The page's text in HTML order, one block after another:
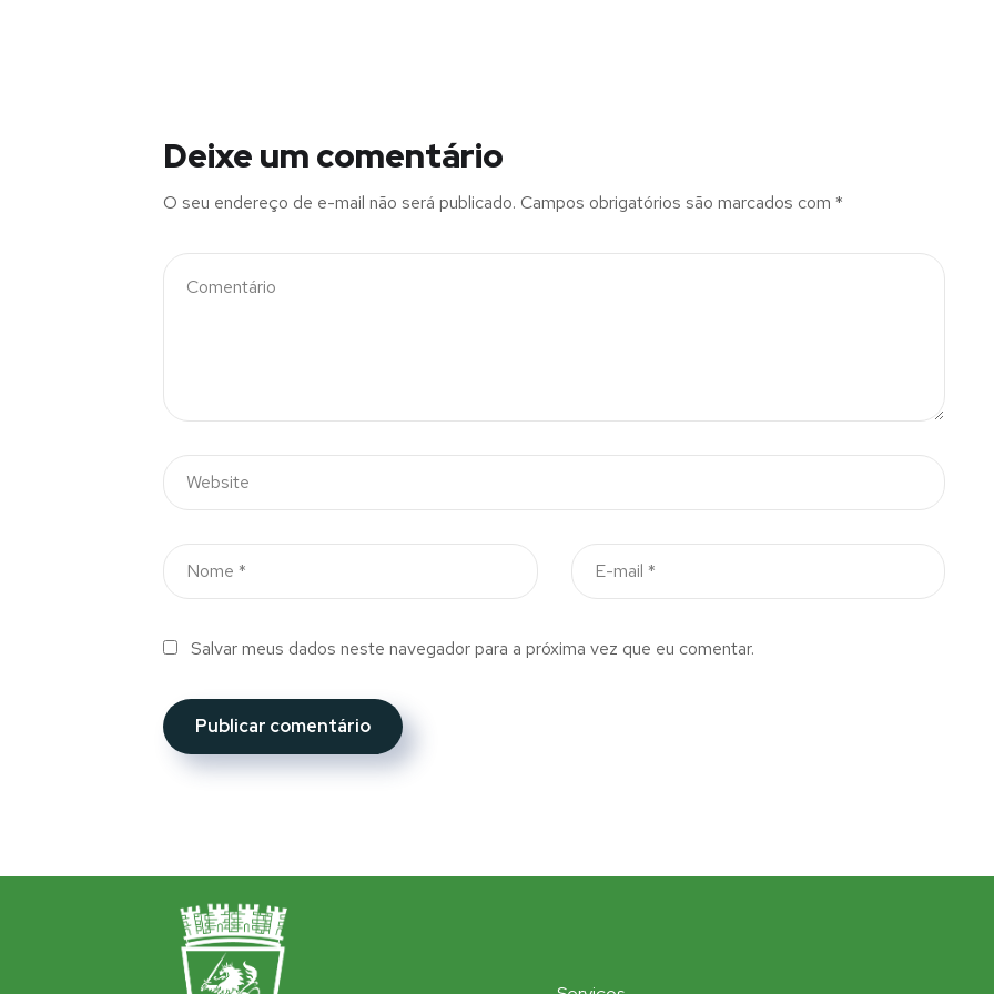
Deixe um comentário
O seu endereço de e-mail não será publicado. Campos obrigatórios são marcados com *
Salvar meus dados neste navegador para a próxima vez que eu comentar.